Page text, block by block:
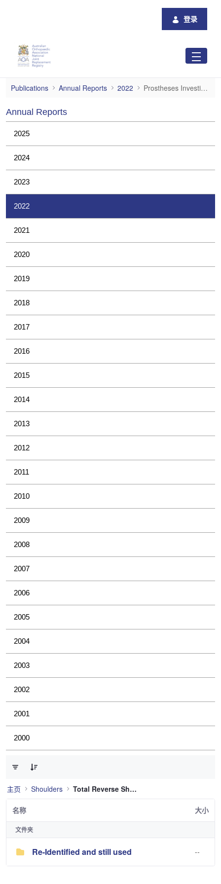
登录
Prostheses Investigations
Publications Annual Reports 2022 Prostheses Investigations
Annual Reports
2025
2024
2023
2022
2021
2020
2019
2018
2017
2016
2015
2014
2013
2012
2011
2010
2009
2008
2007
2006
2005
2004
2003
2002
2001
2000
主页 Shoulders Total Reverse Shoulder
名称 大小
文件夹
Re-Identified and still used --